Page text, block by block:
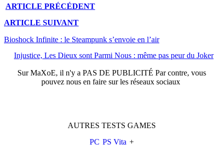
ARTICLE PRÉCÉDENT
ARTICLE SUIVANT
Bioshock Infinite : le Steampunk s’envoie en l’air
Injustice, Les Dieux sont Parmi Nous : même pas peur du Joker
SurMaXoE, il n'y a PAS DE PUBLICITÉ Par contre, vous
pouvez nous en faire sur les réseaux sociaux
AUTRES TESTS GAMES
PC PS Vita +